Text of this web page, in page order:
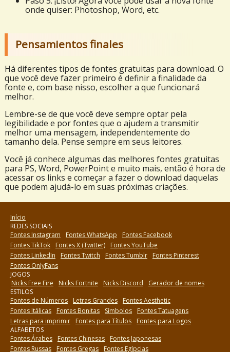
onde quiser: Photoshop, Word, etc.
Pensamientos finales
Há diferentes tipos de fontes gratuitas para download. O
que você deve fazer primeiro é definir a finalidade da
fonte e, com base nisso, escolher a que funcionará
melhor.
Lembre-se de que você deve sempre optar pela
legibilidade e por fontes que o ajudem a transmitir
melhor uma mensagem, independentemente do
tamanho dela. Pense sempre em seus leitores.
Você já conhece algumas das melhores fontes gratuitas
para PS, Word, PowerPoint e muito mais, então é hora de
acessar os links e começar a fazer o download daquelas
que podem ajudá-lo em suas próximas criações.
Início
REDES SOCIAIS
Fontes Instagram
Fontes WhatsApp
Fontes Facebook
Fontes TikTok
Fontes X (Twitter)
Fontes YouTube
Fontes LinkedIn
Fontes Twitch Fontes Tumblr
Fontes Pinterest
Fontes OnlyFans
JOGOS
Nicks Free Fire
Nicks Fortnite Nicks Discord
Gerador de nomes
ESTILOS
Fontes de Números
Letras Grandes
Fontes Aesthetic
Fontes Itálicas
Fontes Bonitas Símbolos
Fontes Tatuagens
Letras para imprimir
Fontes para Títulos
Fontes para Logos
ALFABETOS
Fontes Árabes
Fontes Chinesas
Fontes Japonesas
Fontes Russas
Fontes Gregas Fontes Egípcias